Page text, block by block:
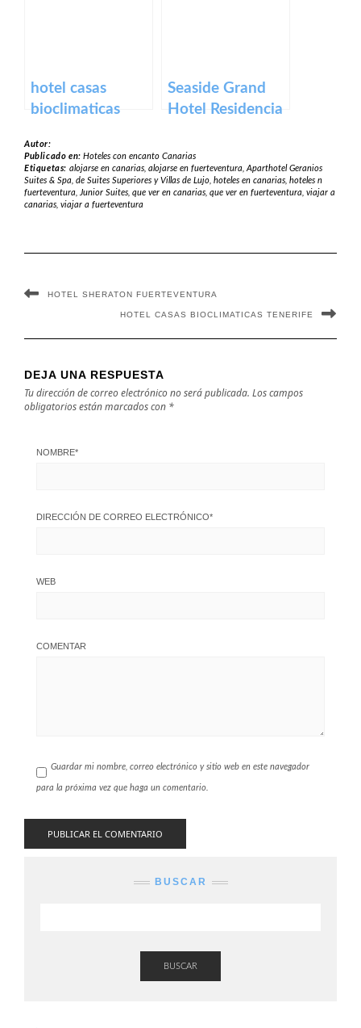
hotel casas
bioclimaticas
Seaside Grand
Hotel Residencia
Autor:
Publicado en:Hoteles con encanto Canarias
Etiquetas: alojarse en canarias, alojarse en fuerteventura, Aparthotel Geranios
Suites & Spa de Suites Superiores y Villas de Lujo hoteles en canarias hoteles n
fuerteventura
Junior Suites que ver en canarias que ver en fuerteventura viajar a
canarias viajar a fuerteventura
HOTEL SHERATON FUERTEVENTURA
HOTEL CASAS BIOCLIMATICAS TENERIFE
DEJA UNA RESPUESTA
Tu dirección de correo electrónico no será publicada. Los campos
obligatorios están marcados con *
NOMBRE*
DIRECCIÓN DE CORREO ELECTRÓNICO*
WEB
COMENTAR
Guardar mi nombre, correo electrónico y sitio web en este navegador
para la próxima vez que haga un comentario.
BUSCAR
BUSCAR